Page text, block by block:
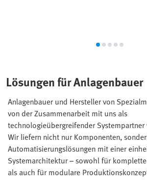
Lösungen für Anlagenbauer
Anlagenbauer und Hersteller von
von der Zusammenarbeit mit uns als
technologieübergreifender
Wir liefern nicht nur Komponenten,
Automatisierungslösungen mit einer
Systemarchitektur – sowohl für
als auch für modulare